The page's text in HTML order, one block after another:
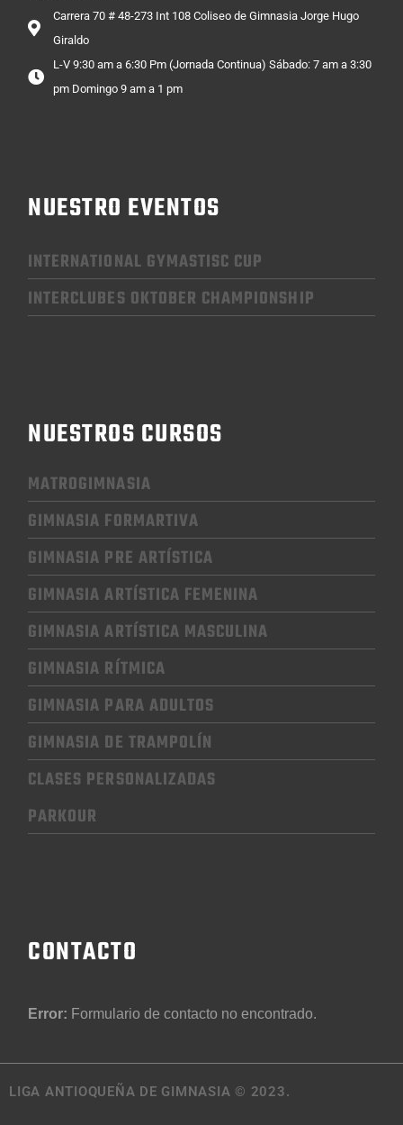
Carrera 70 # 48-273 Int 108 Coliseo de Gimnasia Jorge Hugo
Giraldo
L-V 9:30 am a 6:30 Pm (Jornada Continua) Sábado: 7 am a 3:30
pm Domingo 9 am a 1 pm
NUESTRO EVENTOS
INTERNATIONAL GYMASTISC CUP
INTERCLUBES OKTOBER CHAMPIONSHIP
NUESTROS CURSOS
MATROGIMNASIA
GIMNASIA FORMARTIVA
GIMNASIA PRE ARTÍSTICA
GIMNASIA ARTÍSTICA FEMENINA
GIMNASIA ARTÍSTICA MASCULINA
GIMNASIA RÍTMICA
GIMNASIA PARA ADULTOS
GIMNASIA DE TRAMPOLÍN
CLASES PERSONALIZADAS
PARKOUR
CONTACTO
Error: Formulario de contacto no encontrado.
LIGA ANTIOQUEÑA DE GIMNASIA © 2023.